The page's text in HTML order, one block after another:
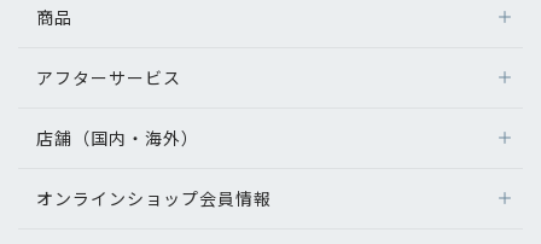
商品
アフターサービス
店舗（国内・海外）
オンラインショップ会員情報